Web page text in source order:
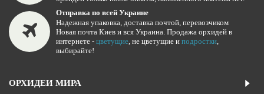
Отправка по всей Украине
Надежная упаковка, доставка почтой, перевозчиком
Новая почта Киев и вся Украина. Продажа орхидей в
интернете - цветущие, не цветущие и подростки,
выбирайте!
ОРХИДЕИ МИРА